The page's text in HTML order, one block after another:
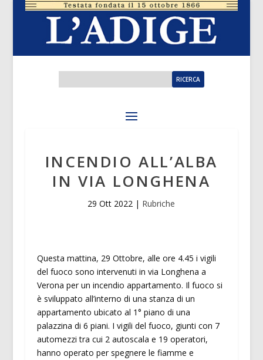
INCENDIO ALL’ALBA
IN VIA LONGHENA
29 Ott 2022 | Rubriche
Questa mattina, 29 Ottobre, alle ore 4.45 i vigili
del fuoco sono intervenuti in via Longhena a
Verona per un incendio appartamento. Il fuoco si
è sviluppato all’interno di una stanza di un
appartamento ubicato al 1° piano di una
palazzina di 6 piani. I vigili del fuoco, giunti con 7
automezzi tra cui 2 autoscala e 19 operatori,
hanno operato per spegnere le fiamme e